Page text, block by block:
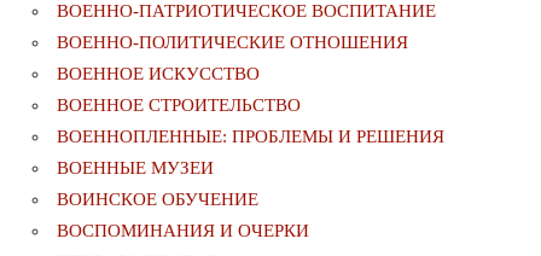
ВОЕННО-ПАТРИОТИЧЕСКОЕ ВОСПИТАНИЕ
ВОЕННО-ПОЛИТИЧЕСКИE ОТНОШЕНИЯ
ВОЕННОЕ ИСКУССТВО
ВОЕННОЕ СТРОИТЕЛЬСТВО
ВОЕННОПЛЕННЫЕ: ПРОБЛЕМЫ И РЕШЕНИЯ
ВОЕННЫЕ МУЗЕИ
ВОИНСКОЕ ОБУЧЕНИЕ
ВОСПОМИНАНИЯ И ОЧЕРКИ